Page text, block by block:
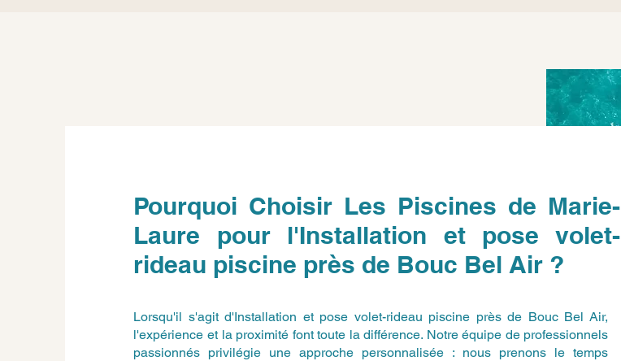
Pourquoi Choisir Les Piscines de Marie-
Laure pour l'Installation et pose volet-
rideau piscine près de Bouc Bel Air ?
Lorsqu'il s'agit d'Installation et pose volet-rideau piscine près de Bouc Bel Air,
l'expérience et la proximité font toute la différence. Notre équipe de professionnels
passionnés privilégie une approche personnalisée : nous prenons le temps